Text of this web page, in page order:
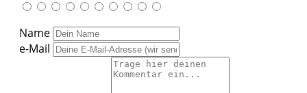
Name
e-Mail